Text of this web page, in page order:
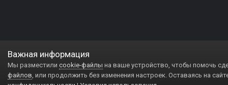
Важная информация
Мы разместили cookie-файлы на ваше устройство, чтобы помочь
файлов, или продолжить без изменения настроек. Оставаясь на